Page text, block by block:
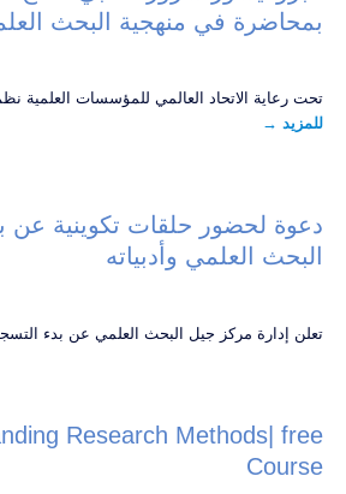
بمحاضرة في منهجية البحث
تحت رعاية الاتحاد العالمي للمؤسسات العلمية
للمزيد →
دعوة لحضور حلقات تكوينية عن
البحث العلمي وأدبياته
تعلن إدارة مركز جيل البحث العلمي عن بدء
Research Methods| free
Course